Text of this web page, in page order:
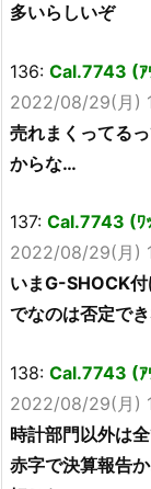
多いらしいぞ
136: Cal.7743 (
2022/08/29(月)
売れまくってる
からな…
137: Cal.7743 (
2022/08/29(月)
いまG-SHOCK
でなのは否定で
138: Cal.7743 (ｱ
2022/08/29(月)
時計部門以外は
赤字で決算報告